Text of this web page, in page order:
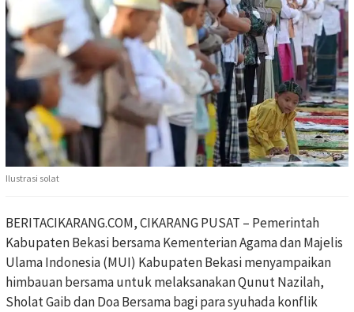
Ilustrasi solat
BERITACIKARANG.COM, CIKARANG PUSAT – Pemerintah
Kabupaten Bekasi bersama Kementerian Agama dan Majelis
Ulama Indonesia (MUI) Kabupaten Bekasi menyampaikan
himbauan bersama untuk melaksanakan Qunut Nazilah,
Sholat Gaib dan Doa Bersama bagi para syuhada konflik